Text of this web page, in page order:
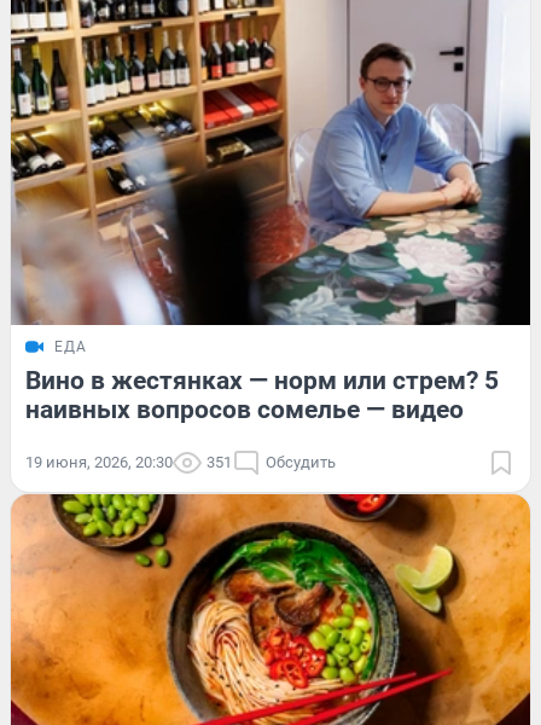
ЕДА
Вино в жестянках — норм или стрем? 5
наивных вопросов сомелье — видео
19 июня, 2026, 20:30 351 Обсудить